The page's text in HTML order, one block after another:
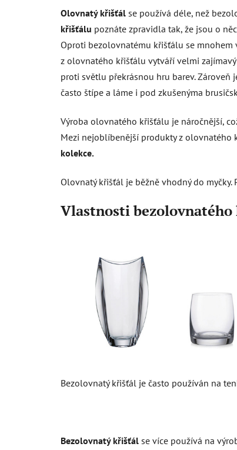
Olovnatý křišťál se používá déle, než
křišťálu poznáte zpravidla tak, že jsou o
Oproti bezolovnatému křišťálu se
z olovnatého křišťálu vytváří velmi
proti světlu překrásnou hru barev.
často štípe a láme i pod zkušenýma
Výroba olovnatého křišťálu je náročnější,
Mezi nejoblíbenější produkty z olovnatého
kolekce.
Olovnatý křišťál je běžně vhodný do
Vlastnosti
Bezolovnatý křišťál je často používán na
Bezolovnatý křišťál se více používá na